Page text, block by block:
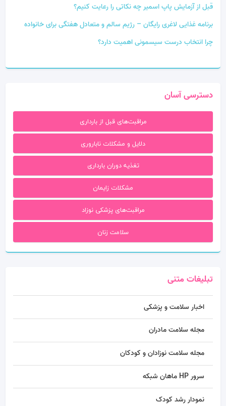
قبل از آزمایش پاپ اسمیر چه نکاتی را رعایت کنیم؟
برنامه غذایی لاغری رایگان – رژیم سالم و متعادل هفتگی برای خانواده
چرا انتخاب درست سیسمونی اهمیت دارد؟
دسترسی آسان
مراقبت‌های قبل از بارداری
دلایل و مشکلات ناباروری
تغذیه دوران بارداری
مشکلات زایمان
مراقبت‌های پزشکی نوزاد
سلامت زنان
تبلیغات متنی
اخبار سلامت و پزشکی
مجله سلامت مادران
مجله سلامت نوزادان و کودکان
سرور HP ماهان شبکه
نمودار رشد کودک